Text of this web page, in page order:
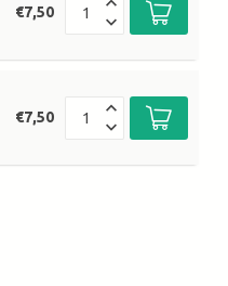
€7,50
€7,50